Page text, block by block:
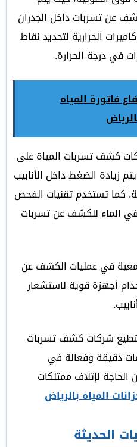
عن تسربات داخل الجدران
الحرارية لتحديد نقاط
في درجة الحرارة.
فاتورة المياه
كشف تسربات المياة على
زيادة الضغط داخل الأنابيب
كما تستخدم تقنيات الفحص
في الماء للكشف عن تسربات
في عمليات الكشف عن
أجهزة قوية لاستشعار
شركات كشف تسربات
دقيقة وفعالة في
لإتلاف ممتلكات
المياه بالرياض
الحديثة